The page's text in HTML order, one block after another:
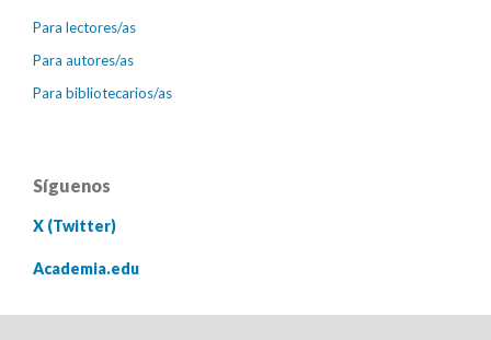
Para lectores/as
Para autores/as
Para bibliotecarios/as
Síguenos
X (Twitter)
Academia.edu